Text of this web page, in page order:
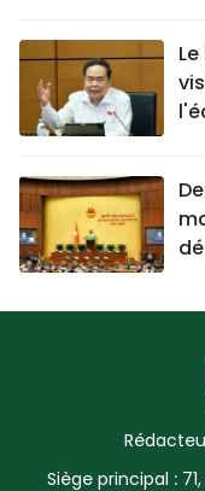
Siège principal :